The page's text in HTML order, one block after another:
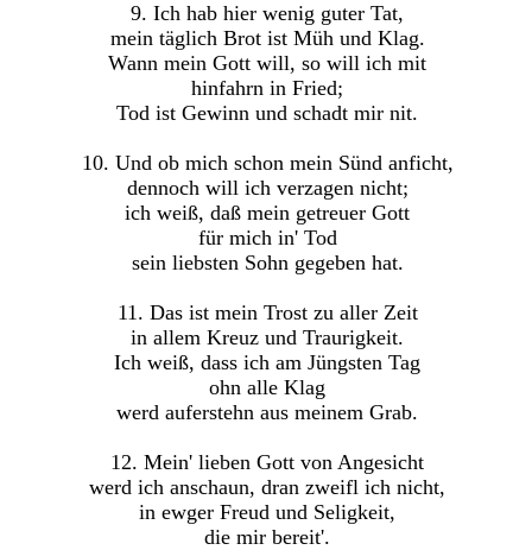
9. Ich hab hier wenig guter Tat,
mein täglich Brot ist Müh und Klag.
Wann mein Gott will, so will ich mit
hinfahrn in Fried;
Tod ist Gewinn und schadt mir nit.
10. Und ob mich schon mein Sünd anficht,
dennoch will ich verzagen nicht;
ich weiß, daß mein getreuer Gott
für mich in' Tod
sein liebsten Sohn gegeben hat.
11. Das ist mein Trost zu aller Zeit
in allem Kreuz und Traurigkeit.
Ich weiß, dass ich am Jüngsten Tag
ohn alle Klag
werd auferstehn aus meinem Grab.
12. Mein' lieben Gott von Angesicht
werd ich anschaun, dran zweifl ich nicht,
in ewger Freud und Seligkeit,
die mir bereit'.